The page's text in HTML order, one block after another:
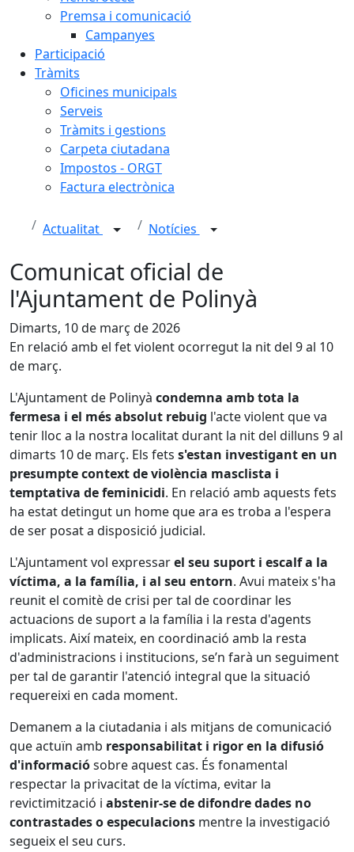
Premsa i comunicació
Campanyes
Participació
Tràmits
Oficines municipals
Serveis
Tràmits i gestions
Carpeta ciutadana
Impostos - ORGT
Factura electrònica
Actualitat Notícies
Comunicat oficial de
l'Ajuntament de Polinyà
Dimarts, 10 de març de 2026
En relació amb el fet violent ocorregut la nit del 9 al 10
de març.
L'Ajuntament de Polinyà condemna amb tota la
fermesa i el més absolut rebuig l'acte violent que va
tenir lloc a la nostra localitat durant la nit del dilluns 9 al
dimarts 10 de març. Els fets s'estan investigant en un
presumpte context de violència masclista i
temptativa de feminicidi. En relació amb aquests fets
ha estat detingut un home que ara es troba a l'espera
de ser posat a disposició judicial.
L'Ajuntament vol expressarel seu suport i escalf a la
víctima, a la família, i al seu entorn. Avui mateix s'ha
reunit el comitè de crisi per tal de coordinar les
actuacions de suport a la família i la resta d'agents
implicats. Així mateix, en coordinació amb la resta
d'administracions i institucions, se’n farà un seguiment
per tal de garantir l'atenció integral que la situació
requereixi en cada moment.
Demanem a la ciutadania i als mitjans de comunicació
que actuïn amb responsabilitat i rigor en la difusió
d'informaciósobre aquest cas. És fonamental
respectar la privacitat de la víctima, evitar la
revictimització i abstenir-se de difondre dades no
contrastades o especulacions mentre la investigació
segueix el seu curs.